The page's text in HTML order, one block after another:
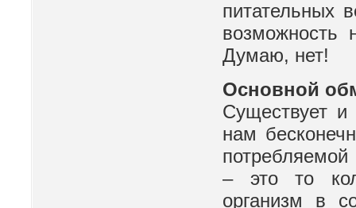
питательных
возможность
Думаю, нет!
Основной
Существует
нам
– это то
организм в